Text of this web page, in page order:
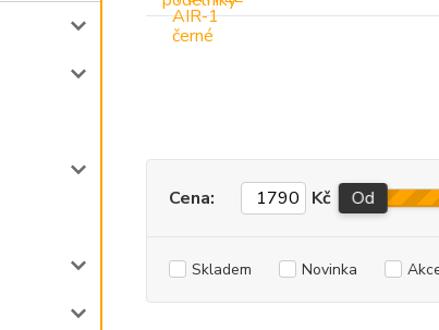
Cena: Kč Od
Skladem Novinka